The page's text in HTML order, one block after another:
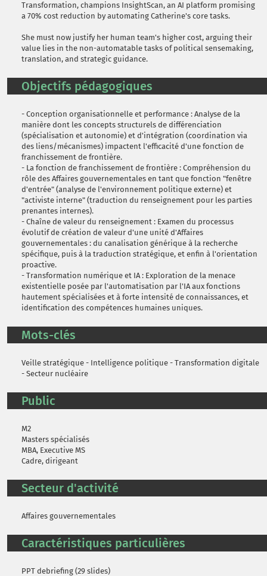
Transformation, champions InsightScan, an AI platform promising
a 70% cost reduction by automating Catherine's core tasks.
She must now justify her human team's higher cost, arguing their
value lies in the non-automatable tasks of political sensemaking,
translation, and strategic guidance.
Objectifs pédagogiques
- Conception organisationnelle et performance : Analyse de la
manière dont les concepts structurels de différenciation
(spécialisation et autonomie) et d'intégration (coordination via
des liens/mécanismes) impactent l'efficacité d'une fonction de
franchissement de frontière.
- La fonction de franchissement de frontière : Compréhension du
rôle des Affaires gouvernementales en tant que fonction "fenêtre
d'entrée" (analyse de l'environnement politique externe) et
"activiste interne" (traduction du renseignement pour les parties
prenantes internes).
- Chaîne de valeur du renseignement : Examen du processus
évolutif de création de valeur d'une unité d'Affaires
gouvernementales : du canalisation générique à la recherche
spécifique, puis à la traduction stratégique, et enfin à l'orientation
proactive.
- Transformation numérique et IA : Exploration de la menace
existentielle posée par l'automatisation par l'IA aux fonctions
hautement spécialisées et à forte intensité de connaissances, et
identification des compétences humaines uniques.
Mots-clés
Veille stratégique - Intelligence politique - Transformation digitale
- Secteur nucléaire
Public
M2
Masters spécialisés
MBA, Executive MS
Cadre, dirigeant
Secteur d'activité
Affaires gouvernementales
Caractéristiques particulières
PPT debriefing (29 slides)